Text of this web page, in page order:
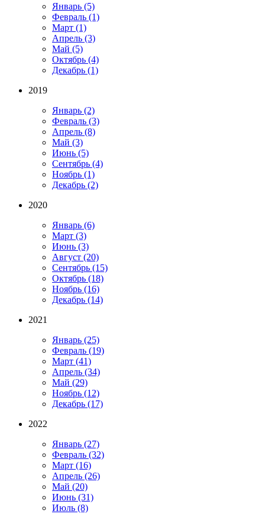
Январь (5)
Февраль (1)
Март (1)
Апрель (3)
Май (5)
Октябрь (4)
Декабрь (1)
2019
Январь (2)
Февраль (3)
Апрель (8)
Май (3)
Июнь (5)
Сентябрь (4)
Ноябрь (1)
Декабрь (2)
2020
Январь (6)
Март (3)
Июнь (3)
Август (20)
Сентябрь (15)
Октябрь (18)
Ноябрь (16)
Декабрь (14)
2021
Январь (25)
Февраль (19)
Март (41)
Апрель (34)
Май (29)
Ноябрь (12)
Декабрь (17)
2022
Январь (27)
Февраль (32)
Март (16)
Апрель (26)
Май (20)
Июнь (31)
Июль (8)